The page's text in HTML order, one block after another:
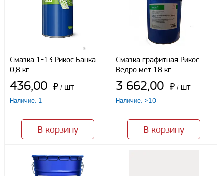
Северо-Кавказский федеральный округ
Способы оплаты
При получении груза
27.07.2006 N152 ФЗ «О персональных данных», на условиях
целей, определенных
Политикой конфиденциальности
Отправить
Смазка 1-13 Рикос Банка
0,8 кг
436,00 ₽ / шт
Наличие: 1
В корзину
Смазка графитная Рикос
Ведро мет 18 кг
3 662,00 ₽ / шт
Наличие: >10
В корзину